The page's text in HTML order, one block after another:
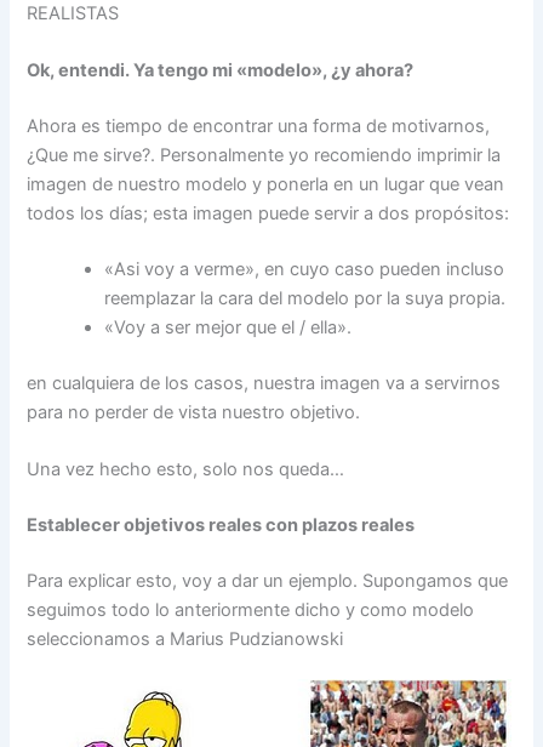
REALISTAS
Ok, entendi. Ya tengo mi «modelo», ¿y ahora?
Ahora es tiempo de encontrar una forma de motivarnos,
¿Que me sirve?. Personalmente yo recomiendo imprimir la
imagen de nuestro modelo y ponerla en un lugar que vean
todos los días; esta imagen puede servir a dos propósitos:
«Asi voy a verme», en cuyo caso pueden incluso
reemplazar la cara del modelo por la suya propia.
«Voy a ser mejor que el / ella».
en cualquiera de los casos, nuestra imagen va a servirnos
para no perder de vista nuestro objetivo.
Una vez hecho esto, solo nos queda…
Establecer objetivos reales con plazos reales
Para explicar esto, voy a dar un ejemplo. Supongamos que
seguimos todo lo anteriormente dicho y como modelo
seleccionamos a Marius Pudzianowski